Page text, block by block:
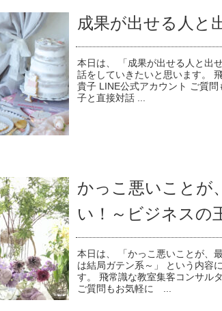
成果が出せる人と
本日は、 「成果が出せる人と出
話をしていきたいと思います。
貴子 LINE公式アカウント ご質
子と直接対話 ...
かっこ悪いことが
い！～ビジネスの
本日は、 「かっこ悪いことが、
は結局ガテン系～」 という内容
す。 飛常識な教室集客コンサル
ご質問もお気軽に ...